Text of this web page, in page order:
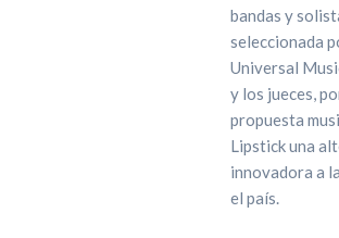
bandas y
seleccionada
Universal
y los jueces,
propuesta
Lipstick una
innovadora a
el país.